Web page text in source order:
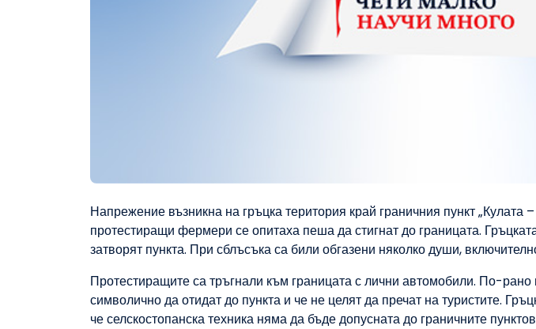
Напрежение възникна на гръцка територия край граничния пункт „Кулата
протестиращи фермери се опитаха пеша да стигнат до границата.
затворят пункта. При сблъсъка са били обгазени няколко души,
Протестиращите са тръгнали към границата с лични автомобили. По-рано
символично да отидат до пункта и че не целят да пречат на туристите.
че селскостопанска техника няма да бъде допусната до граничните